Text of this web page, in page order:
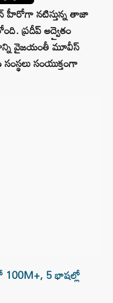
హీరోగా నటిస్తున్న తాజా
ప్రదీప్ అద్వైతం
వైజయంతీ మూవీస్
సంయుక్తంగా
100M+, 5 భాషల్లో